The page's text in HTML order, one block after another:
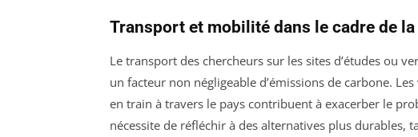
Transport et mobilité dans le cadre de
Le transport des chercheurs sur les sites d’études ou
un facteur non négligeable d’émissions de carbone.
en train à travers le pays contribuent à exacerber le
nécessite de réfléchir à des alternatives plus